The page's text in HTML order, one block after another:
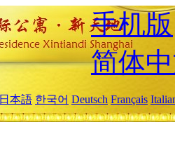
手机版
简体
日本語 한국어 Deutsch Français